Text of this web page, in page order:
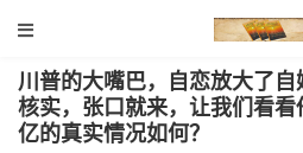
川普的大嘴巴，自恋放大了
核实，张口就来，让我们看看
亿的真实情况如何？